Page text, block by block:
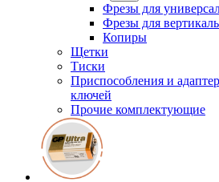
Фрезы для
Фрезы для
Копиры
Щетки
Тиски
Приспособления и
ключей
Прочие комплектующие